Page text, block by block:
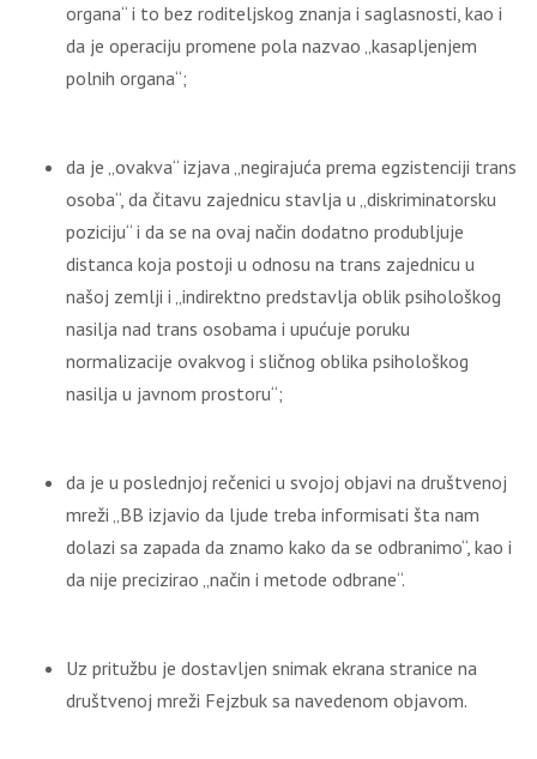
organa“ i to bez roditeljskog znanja i saglasnosti, kao i
da je operaciju promene pola nazvao „kasapljenjem
polnih organa“;
da je „ovakva“ izjava „negirajuća prema egzistenciji trans
osoba“, da čitavu zajednicu stavlja u „diskriminatorsku
poziciju“ i da se na ovaj način dodatno produbljuje
distanca koja postoji u odnosu na trans zajednicu u
našoj zemlji i „indirektno predstavlja oblik psihološkog
nasilja nad trans osobama i upućuje poruku
normalizacije ovakvog i sličnog oblika psihološkog
nasilja u javnom prostoru“;
da je u poslednjoj rečenici u svojoj objavi na društvenoj
mreži „BB izjavio da ljude treba informisati šta nam
dolazi sa zapada da znamo kako da se odbranimo“, kao i
da nije precizirao „način i metode odbrane“.
Uz pritužbu je dostavljen snimak ekrana stranice na
društvenoj mreži Fejzbuk sa navedenom objavom.